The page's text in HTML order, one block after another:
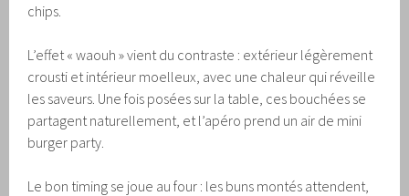
chips.
L’effet « waouh » vient du contraste : extérieur légèrement
crousti et intérieur moelleux, avec une chaleur qui réveille
les saveurs. Une fois posées sur la table, ces bouchées se
partagent naturellement, et l’apéro prend un air de mini
burger party.
Le bon timing se joue au four : les buns montés attendent,